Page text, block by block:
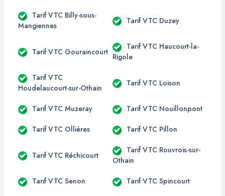
Tarif VTC Billy-sous-
Mangiennes
Tarif VTC Duzey
Tarif VTC Gouraincourt
Tarif VTC Haucourt-la-
Rigole
Tarif VTC
Houdelaucourt-sur-Othain
Tarif VTC Loison
Tarif VTC Muzeray Tarif VTC Nouillonpont
Tarif VTC Ollières Tarif VTC Pillon
Tarif VTC Réchicourt
Tarif VTC Rouvrois-sur-
Othain
Tarif VTC Senon Tarif VTC Spincourt